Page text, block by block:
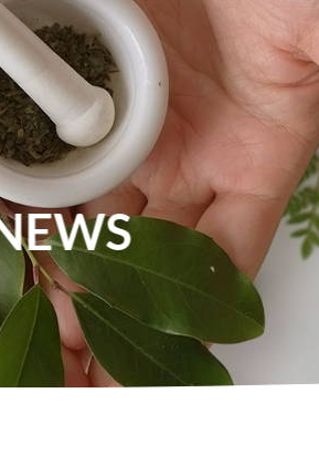
介 最新消息 食品原料 保